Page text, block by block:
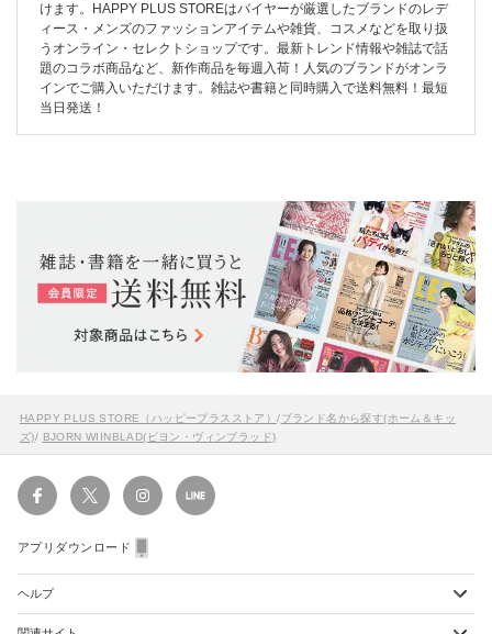
けます。HAPPY PLUS STOREはバイヤーが厳選したブランドのレデ
ィース・メンズのファッションアイテムや雑貨、コスメなどを取り扱
うオンライン・セレクトショップです。最新トレンド情報や雑誌で話
題のコラボ商品など、新作商品を毎週入荷！人気のブランドがオンラ
インでご購入いただけます。雑誌や書籍と同時購入で送料無料！最短
当日発送！
HAPPY PLUS STORE（ハッピープラスストア）/ブランド名から探す(ホーム＆キッ
ズ)/ BJORN WIINBLAD(ビヨン・ヴィンブラッド)
アプリダウンロード
ヘルプ